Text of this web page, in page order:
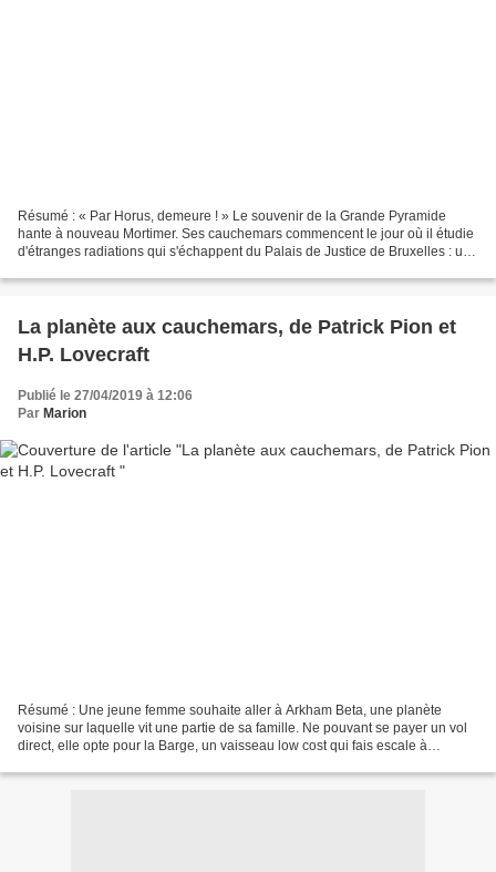
Résumé : « Par Horus, demeure ! » Le souvenir de la Grande Pyramide
hante à nouveau Mortimer. Ses cauchemars commencent le jour où il étudie
d'étranges radiations qui s'échappent du Palais de Justice de Bruxelles : un
La planète aux cauchemars, de Patrick Pion et
H.P. Lovecraft
Publié le 27/04/2019 à 12:06
Par Marion
Résumé : Une jeune femme souhaite aller à Arkham Beta, une planète
voisine sur laquelle vit une partie de sa famille. Ne pouvant se payer un vol
direct, elle opte pour la Barge, un vaisseau low cost qui fais escale à